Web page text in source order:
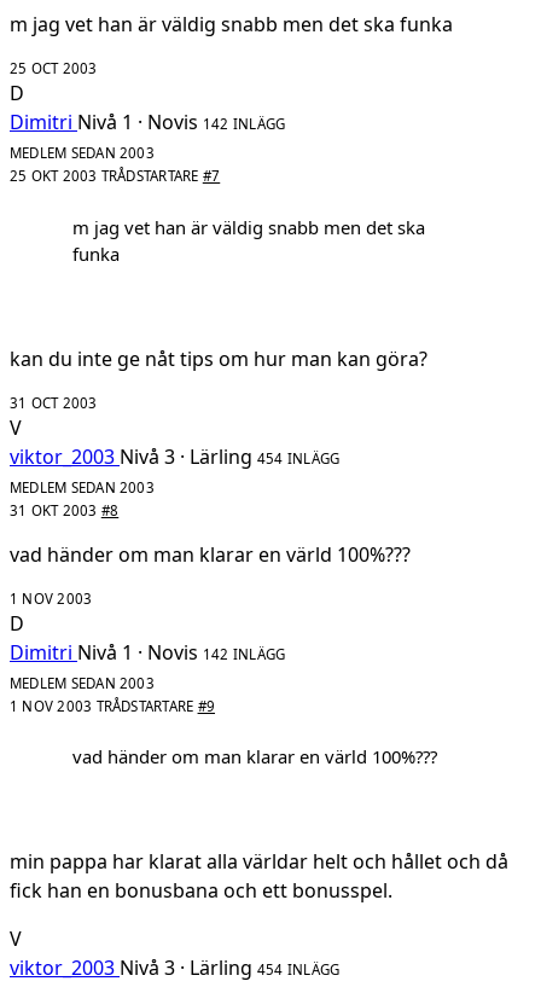
m jag vet han är väldig snabb men det ska funka
25 OCT 2003
D
Dimitri Nivå 1 · Novis 142 INLÄGG
MEDLEM SEDAN 2003
25 OKT 2003 TRÅDSTARTARE #7
m jag vet han är väldig snabb men det ska
funka
kan du inte ge nåt tips om hur man kan göra?
31 OCT 2003
V
viktor_2003 Nivå 3 · Lärling 454 INLÄGG
MEDLEM SEDAN 2003
31 OKT 2003 #8
vad händer om man klarar en värld 100%???
1 NOV 2003
D
Dimitri Nivå 1 · Novis 142 INLÄGG
MEDLEM SEDAN 2003
1 NOV 2003 TRÅDSTARTARE #9
vad händer om man klarar en värld 100%???
min pappa har klarat alla världar helt och hållet och då
fick han en bonusbana och ett bonusspel.
V
viktor_2003 Nivå 3 · Lärling 454 INLÄGG